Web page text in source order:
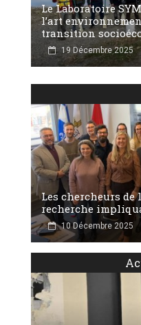
Le Laboratoire
l’art
transition
19 Décembre 2025
Les chercheurs de
recherche
10 Décembre 2025